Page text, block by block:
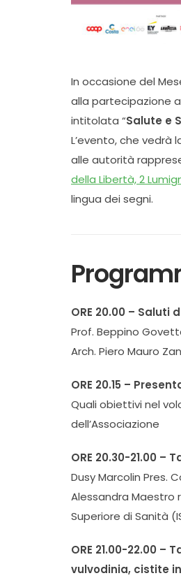
In occasione del
alla partecipazione
intitolata “Salute e
L’evento, che vedrà
alle autorità
della Libertà, 2
lingua dei segni.
ORE 20.00 – Saluti
Prof. Beppino
Arch. Piero Mauro
ORE 20.15 –
Quali obiettivi nel
dell’Associazione
ORE 20.30-21.00 –
Dusy Marcolin Pres.
Alessandra Maestro
Superiore di Sanità
ORE 21.00-22.00 –
vulvodinia, cistite